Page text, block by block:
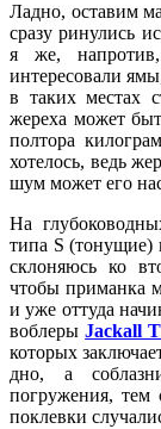
Ладно, оставим
сразу ринулись
я же,
интересовали
в таких местах
жереха может
полтора
хотелось, ведь
шум может его
На
типа S
склоняюсь ко
чтобы приманка
и уже оттуда
воблерыJackall
которых
дно, а
погружения, тем
поклевки